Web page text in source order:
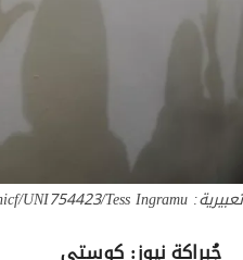
تعبيرية: unicf/UNI754423/Tess Ingramu
جُبراكة نيوز: كوستي